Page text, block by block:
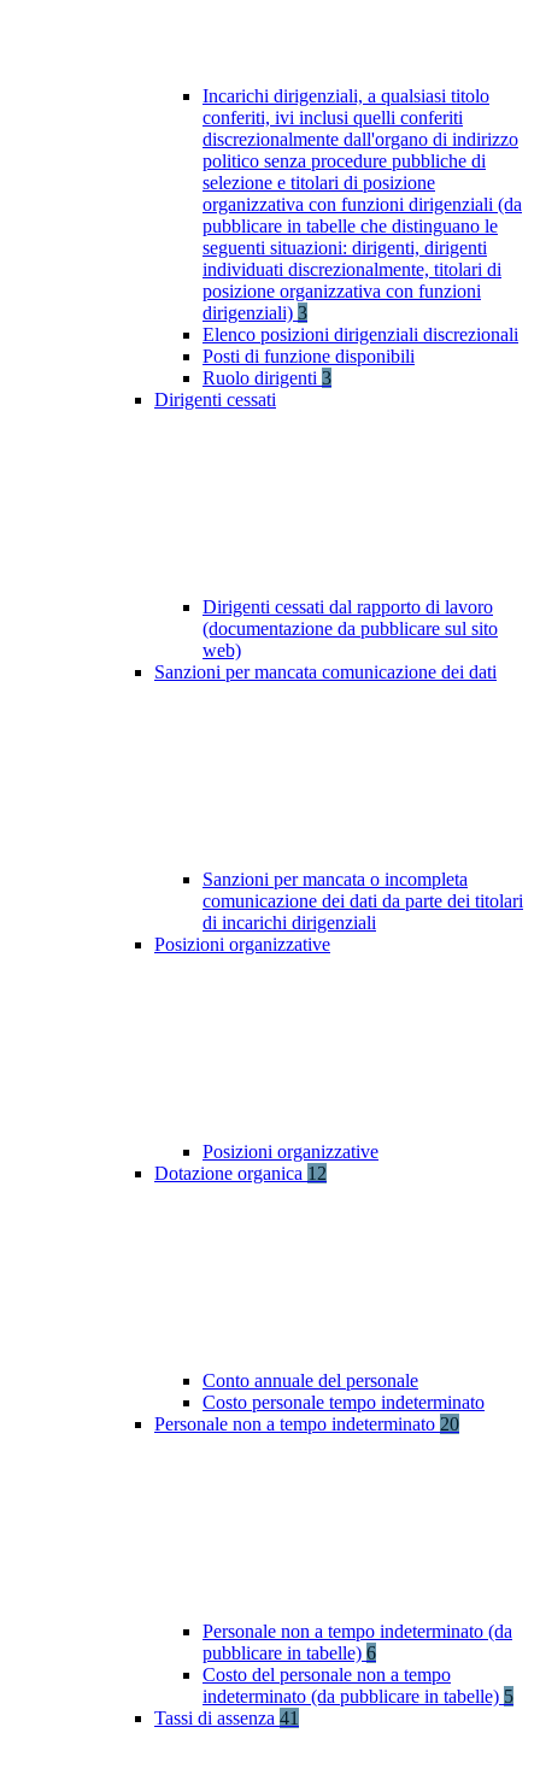
Incarichi dirigenziali, a qualsiasi titolo
conferiti, ivi inclusi quelli conferiti
discrezionalmente dall'organo di indirizzo
politico senza procedure pubbliche di
selezione e titolari di posizione
organizzativa con funzioni dirigenziali (da
pubblicare in tabelle che distinguano le
seguenti situazioni: dirigenti, dirigenti
individuati discrezionalmente, titolari di
posizione organizzativa con funzioni
dirigenziali) 3
Elenco posizioni dirigenziali discrezionali
Posti di funzione disponibili
Ruolo dirigenti 3
Dirigenti cessati
Dirigenti cessati dal rapporto di lavoro
(documentazione da pubblicare sul sito
web)
Sanzioni per mancata comunicazione dei dati
Sanzioni per mancata o incompleta
comunicazione dei dati da parte dei titolari
di incarichi dirigenziali
Posizioni organizzative
Posizioni organizzative
Dotazione organica 12
Conto annuale del personale
Costo personale tempo indeterminato
Personale non a tempo indeterminato 20
Personale non a tempo indeterminato (da
pubblicare in tabelle) 6
Costo del personale non a tempo
indeterminato (da pubblicare in tabelle) 5
Tassi di assenza 41